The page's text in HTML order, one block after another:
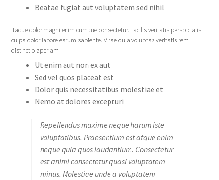
Beatae fugiat aut voluptatem sed nihil
Itaque dolor magni enim cumque consectetur. Facilis veritatis perspiciatis
culpa dolor labore earum sapiente. Vitae quia voluptas veritatis rem
distinctio aperiam
Ut enim aut non ex aut
Sed vel quos placeat est
Dolor quis necessitatibus molestiae et
Nemo at dolores excepturi
Repellendus maxime neque harum iste
voluptatibus. Praesentium est atque enim
neque quia quos laudantium. Consectetur
est animi consectetur quasi voluptatem
minus. Molestiae unde a voluptatem